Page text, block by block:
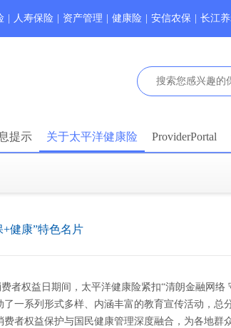
人寿保险 资产管理 健康险 安信农保 长江
提示 关于太平洋健康险 ProviderPortal
健康”特色名片
费者权益日期间，太平洋健康险紧扣“清朗金融网络
了一系列形式多样、内涵丰富的教育宣传活动，总
费者权益保护与国民健康管理深度融合，为各地群